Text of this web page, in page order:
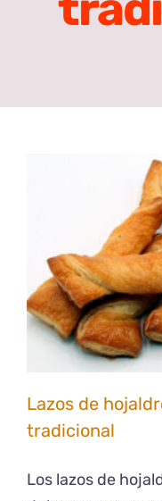
Lazos de
tradicional
Los lazos de